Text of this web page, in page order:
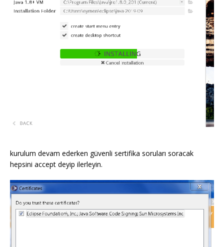
kurulum devam ederken güvenli sertifika soruları soracak
hepsini accept deyip ilerleyin.